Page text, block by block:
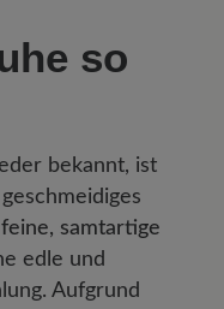
so
bekannt, ist
feine, samtartige
edle und
Aufgrund